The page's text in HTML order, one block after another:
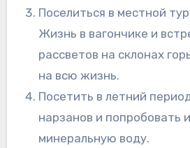
Поселиться в местной
Жизнь в вагончике и
рассветов на склонах
на всю жизнь.
Посетить в летний
нарзанов и попробовать
минеральную воду.